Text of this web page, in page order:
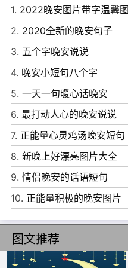
6、时间是单行道，过去了
7、不是每句"对不起"，都
1. 2022晚安图片带字温馨
2. 2020全新的晚安句子
3. 五个字晚安说说
4. 晚安小短句八个字
5. 一天一句暖心话晚安
6. 最打动人心的晚安说说
7. 正能量心灵鸡汤晚安短句
8. 新晚上好漂亮图片大全
9. 情侣晚安的话语短句
10. 正能量积极的晚安图片
图文推荐